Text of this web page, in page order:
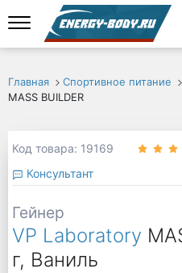
Главная Спортивное питание
MASS BUILDER
Код товара: 19169
Консультант
Гейнер
VP Laboratory
г, Ваниль